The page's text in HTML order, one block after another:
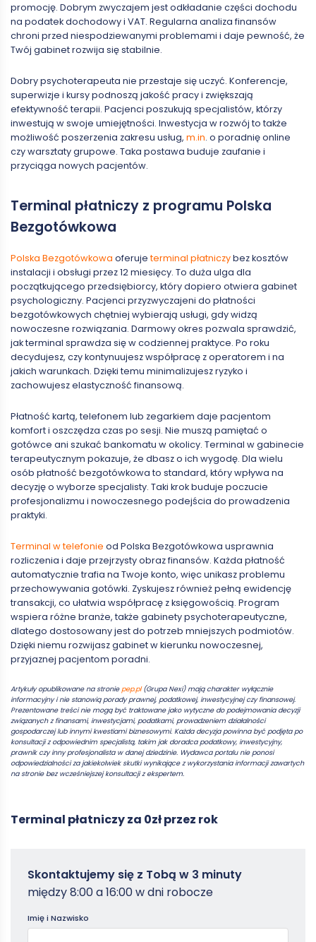
promocję. Dobrym zwyczajem jest odkładanie części dochodu
na podatek dochodowy i VAT. Regularna analiza finansów
chroni przed niespodziewanymi problemami i daje pewność, że
Twój gabinet rozwija się stabilnie.
Dobry psychoterapeuta nie przestaje się uczyć. Konferencje,
superwizje i kursy podnoszą jakość pracy i zwiększają
efektywność terapii. Pacjenci poszukują specjalistów, którzy
inwestują w swoje umiejętności. Inwestycja w rozwój to także
możliwość poszerzenia zakresu usług, m.in. o poradnię online
czy warsztaty grupowe. Taka postawa buduje zaufanie i
przyciąga nowych pacjentów.
Terminal płatniczy z programu Polska
Bezgotówkowa
Polska Bezgotówkowa oferujeterminal płatniczybez kosztów
instalacji i obsługi przez 12 miesięcy. To duża ulga dla
początkującego przedsiębiorcy, który dopiero otwiera gabinet
psychologiczny. Pacjenci przyzwyczajeni do płatności
bezgotówkowych chętniej wybierają usługi, gdy widzą
nowoczesne rozwiązania. Darmowy okres pozwala sprawdzić,
jak terminal sprawdza się w codziennej praktyce. Po roku
decydujesz, czy kontynuujesz współpracę z operatorem i na
jakich warunkach. Dzięki temu minimalizujesz ryzyko i
zachowujesz elastyczność finansową.
Płatność kartą, telefonem lub zegarkiem daje pacjentom
komfort i oszczędza czas po sesji. Nie muszą pamiętać o
gotówce ani szukać bankomatu w okolicy. Terminal w gabinecie
terapeutycznym pokazuje, że dbasz o ich wygodę. Dla wielu
osób płatność bezgotówkowa to standard, który wpływa na
decyzję o wyborze specjalisty. Taki krok buduje poczucie
profesjonalizmu i nowoczesnego podejścia do prowadzenia
praktyki.
Terminal w telefonie od Polska Bezgotówkowa usprawnia
rozliczenia i daje przejrzysty obraz finansów. Każda płatność
automatycznie trafia na Twoje konto, więc unikasz problemu
przechowywania gotówki. Zyskujesz również pełną ewidencję
transakcji, co ułatwia współpracę z księgowością. Program
wspiera różne branże, także gabinety psychoterapeutyczne,
dlatego dostosowany jest do potrzeb mniejszych podmiotów.
Dzięki niemu rozwijasz gabinet w kierunku nowoczesnej,
przyjaznej pacjentom poradni.
Artykuły opublikowane na stroniepep.pl(Grupa Nexi) mają charakter wyłącznie
informacyjny i nie stanowią porady prawnej, podatkowej, inwestycyjnej czy finansowej.
Prezentowane treści nie mogą być traktowane jako wytyczne do podejmowania decyzji
związanych z finansami, inwestycjami, podatkami, prowadzeniem działalności
gospodarczej lub innymi kwestiami biznesowymi. Każda decyzja powinna być podjęta po
konsultacji z odpowiednim specjalistą, takim jak doradca podatkowy, inwestycyjny,
prawnik czy inny profesjonalista w danej dziedzinie. Wydawca portalu nie ponosi
odpowiedzialności za jakiekolwiek skutki wynikające z wykorzystania informacji zawartych
na stronie bez wcześniejszej konsultacji z ekspertem.
Terminal płatniczy za 0zł przez rok
Zamowterminal
Poradniki
Skontaktujemy się z Tobą w 3 minuty
między 8:00 a 16:00 w dni robocze
Imię i Nazwisko